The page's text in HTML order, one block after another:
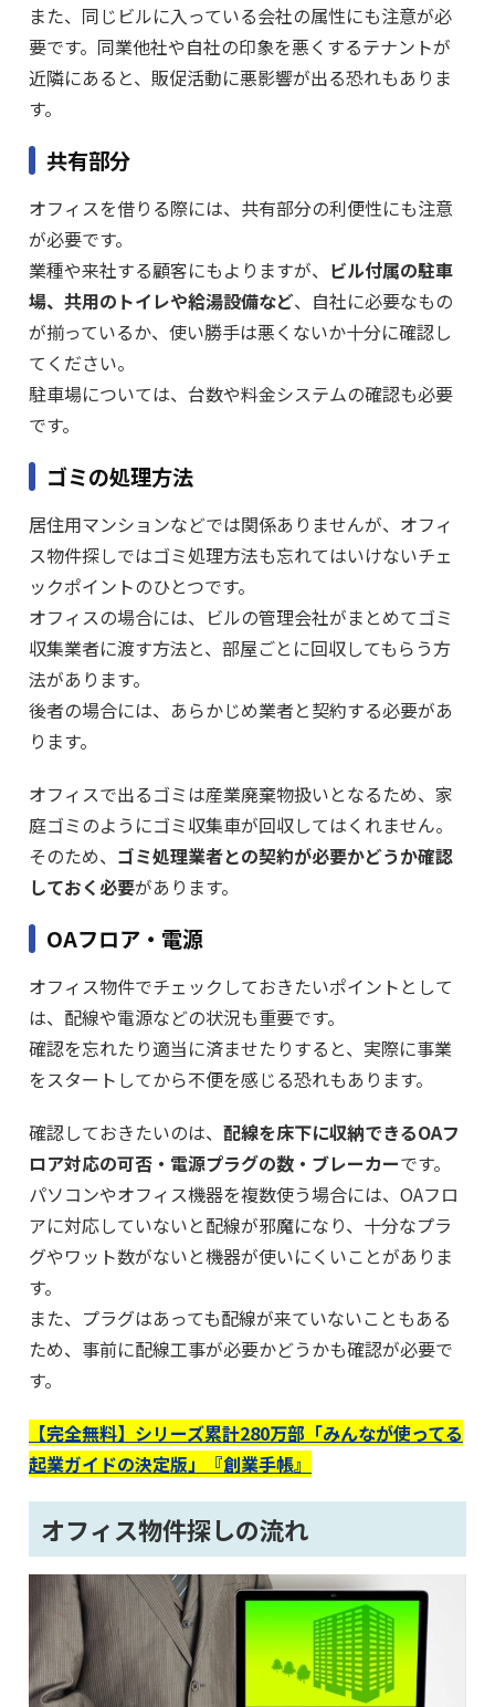
また、同じビルに入っている会社の属性にも注意が必
要です。同業他社や自社の印象を悪くするテナントが
近隣にあると、販促活動に悪影響が出る恐れもありま
す。
共有部分
オフィスを借りる際には、共有部分の利便性にも注意
が必要です。
業種や来社する顧客にもよりますが、 ビル付属の駐車
場、共用のトイレや給湯設備など、自社に必要なもの
が揃っているか、使い勝手は悪くないか十分に確認し
てください。
駐車場については、台数や料金システムの確認も必要
です。
ゴミの処理方法
居住用マンションなどでは関係ありませんが、オフィ
ス物件探しではゴミ処理方法も忘れてはいけないチェ
ックポイントのひとつです。
オフィスの場合には、ビルの管理会社がまとめてゴミ
収集業者に渡す方法と、部屋ごとに回収してもらう方
法があります。
後者の場合には、あらかじめ業者と契約する必要があ
ります。
オフィスで出るゴミは産業廃棄物扱いとなるため、家
庭ゴミのようにゴミ収集車が回収してはくれません。
そのため、 ゴミ処理業者との契約が必要かどうか確認
しておく必要があります。
OAフロア・電源
オフィス物件でチェックしておきたいポイントとして
は、配線や電源などの状況も重要です。
確認を忘れたり適当に済ませたりすると、実際に事業
をスタートしてから不便を感じる恐れもあります。
確認しておきたいのは、 配線を床下に収納できるOAフ
ロア対応の可否・電源プラグの数・ブレーカーです。
パソコンやオフィス機器を複数使う場合には、OAフロ
アに対応していないと配線が邪魔になり、十分なプラ
グやワット数がないと機器が使いにくいことがありま
す。
また、プラグはあっても配線が来ていないこともある
ため、事前に配線工事が必要かどうかも確認が必要で
す。
【完全無料】シリーズ累計280万部「みんなが使ってる
起業ガイドの決定版」『創業手帳』
オフィス物件探しの流れ